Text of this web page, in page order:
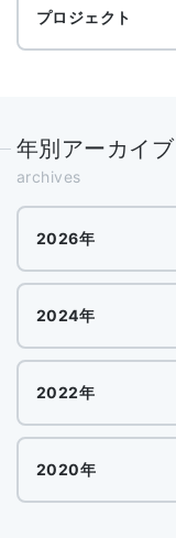
プロジェクト
年別アーカイブ
archives
2026年
2024年
2022年
2020年